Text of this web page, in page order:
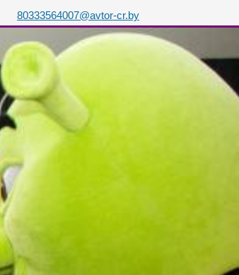
80333564007@avtor-cr.by